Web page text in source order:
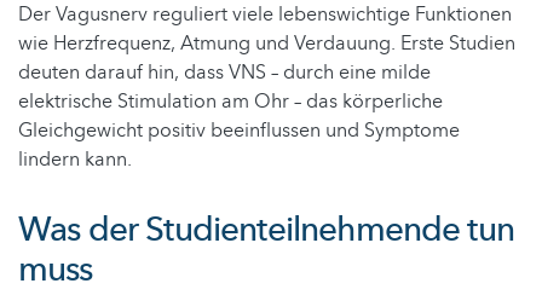
Der Vagusnerv reguliert viele lebenswichtige Funktionen
wie Herzfrequenz, Atmung und Verdauung. Erste Studien
deuten darauf hin, dass VNS – durch eine milde
elektrische Stimulation am Ohr – das körperliche
Gleichgewicht positiv beeinflussen und Symptome
lindern kann.
Was der Studienteilnehmende tun
muss